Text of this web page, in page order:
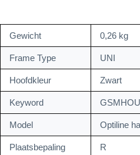
Gewicht 0,26 kg
Frame Type UNI
Hoofdkleur Zwart
Keyword
Model Optiline
Plaatsbepaling R